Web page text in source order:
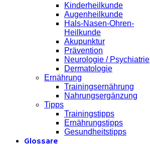
Kinderheilkunde
Augenheilkunde
Hals-Nasen-Ohren-
Heilkunde
Akupunktur
Prävention
Neurologie / Psychiatrie
Dermatologie
Ernährung
Trainingsernährung
Nahrungsergänzung
Tipps
Trainingstipps
Ernährungstipps
Gesundheitstipps
Glossare